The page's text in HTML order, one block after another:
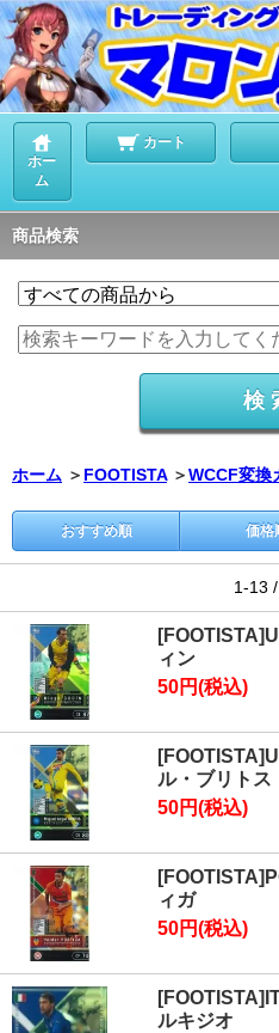
ホー
ム
カート
商品検索
ホーム ＞ FOOTISTA ＞WCCF変換
おすすめ順 価格
1-13
ィン
50円(税込)
ル・ブリトス
50円(税込)
ィガ
50円(税込)
ルキジオ